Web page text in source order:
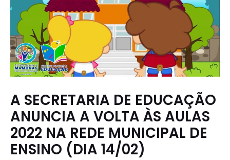
A SECRETARIA DE EDUCAÇÃO
ANUNCIA A VOLTA ÀS AULAS
2022 NA REDE MUNICIPAL DE
ENSINO (DIA 14/02)